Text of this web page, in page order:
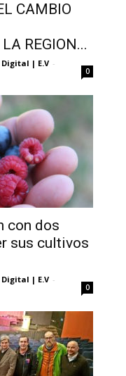
CAMBIO
REGION...
| E.V -
0
con dos
sus cultivos
| E.V -
0